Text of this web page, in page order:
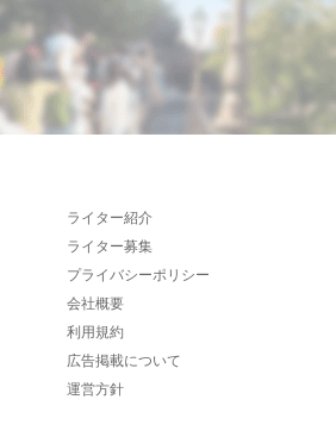
ライター紹介
ライター募集
プライバシーポリシー
会社概要
利用規約
広告掲載について
運営方針